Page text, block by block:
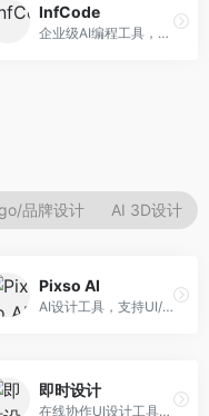
InfCode
企业级AI编程工具，专注于团队协作开发。面向企业开发团队，提供代码生成、代码审查、团队协作等服务，企业级功能完善。
品牌设计 AI 3D设计
Pixso AI
AI设计工具，支持UI/UX设计全流程。面向设计师和产品团队，提供界面生成、设计优化、协作评审等服务，国产替代方案，团队协作便捷。
即时设计
在线协作UI设计工具，整合AI设计功能。面向设计师和产品团队，提供界面设计、原型制作、设计资源库等服务，国产协作设计平台。